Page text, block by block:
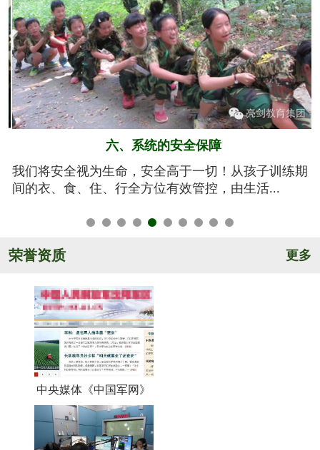
五、规范的军训基地
亮剑军事夏令营的训练基地训练设施设备齐全，军事
氛围浓厚，后勤保障完善，管理规范安全，纪...
荣誉资质 更多
中央媒体《中国军网》